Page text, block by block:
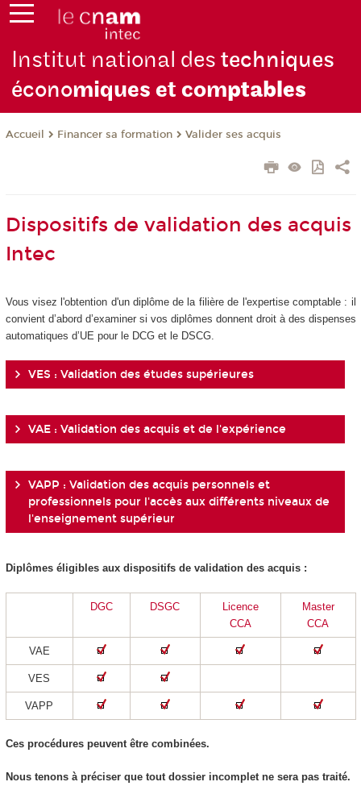
Institut national destechniques
économiques et comptables
Accueil Financer sa formation Valider ses acquis
Dispositifs de validation des acquis
Intec
Vous visez l'obtention d'un diplôme de la filière de l'expertise comptable : il
convient d’abord d’examiner si vos diplômes donnent droit à des dispenses
automatiques d’UE pour le DCG et le DSCG.
VES : Validation des études supérieures
VAE : Validation des acquis et de l'expérience
VAPP : Validation des acquis personnels et
professionnels pour l'accès aux différents niveaux de
l'enseignement supérieur
Diplômes éligibles aux dispositifs de validation des acquis :
DGC DSGC
Licence
CCA
Master
CCA
VAE
VES
VAPP
Ces procédures peuvent être combinées.
Nous tenons à préciser que tout dossier incomplet ne sera pas traité.